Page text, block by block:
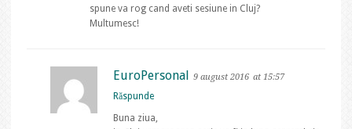
spune va rog cand aveti sesiune in Cluj?
Multumesc!
EuroPersonal 9 august 2016 at 15:57
Răspunde
Buna ziua,